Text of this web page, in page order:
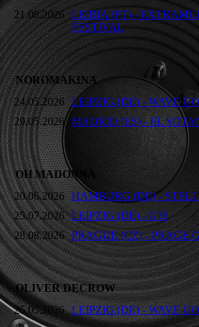
21.08.2026 LEIRIA (PT) -
FESTIVAL
NOROMAKINA
24.05.2026 LEIPZIG (DE) - WAVE
29.05.2026 MADRID (ES) - EL
OH MADONNA
20.06.2026 HAMBURG (DE) -
25.07.2026 LEIPZIG (DE) - G16
28.08.2026 PRAGUE (CZ) - PRAGE
OLIVER DECROW
25.05.2026 LEIPZIG (DE) - WAVE